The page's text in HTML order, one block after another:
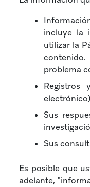
incluye la
utilizar la
problema
Registros
Sus
Sus
Es posible que
adelante,